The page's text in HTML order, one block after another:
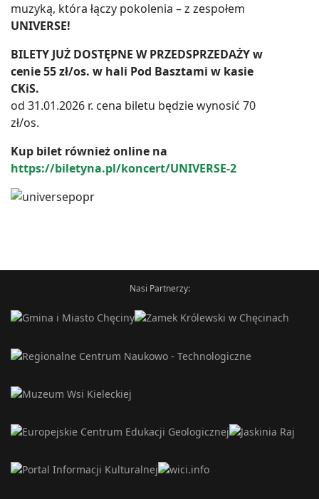
muzyką, która łączy pokolenia – z zespołem
UNIVERSE!
BILETY JUŻ DOSTĘPNE W PRZEDSPRZEDAŻY w
cenie 55 zł/os. w hali Pod Basztami w kasie
CKiS.
od 31.01.2026 r. cena biletu będzie wynosić 70
zł/os.
Kup bilet również online na
https://biletyna.pl/koncert/UNIVERSE-2
Nasi Partnerzy: